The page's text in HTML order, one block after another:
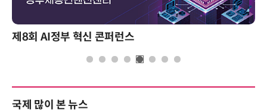
제8회 AI정부 혁신 콘퍼런스
국제 많이 본 뉴스